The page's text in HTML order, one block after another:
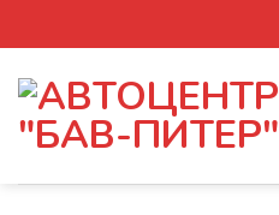
to
content